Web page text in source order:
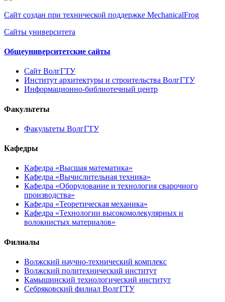
Сайт создан при технической поддержке MechanicalFrog
Сайты университета
Общеуниверситетские сайты
Сайт ВолгГТУ
Институт архитектуры и строительства ВолгГТУ
Информационно-библиотечный центр
Факультеты
Факультеты ВолгГТУ
Кафедры
Кафедра «Высшая математика»
Кафедра «Вычислительная техника»
Кафедра «Оборудование и технология сварочного
производства»
Кафедра «Теоретическая механика»
Кафедра «Технологии высокомолекулярных и
волокнистых материалов»
Филиалы
Волжский научно-технический комплекс
Волжский политехнический институт
Камышинский технологический институт
Себряковский филиал ВолгГТУ